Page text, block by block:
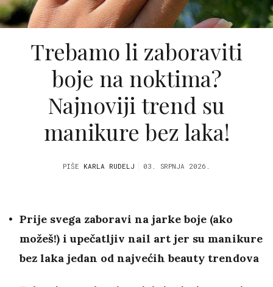
Trebamo li zaboraviti
boje na noktima?
Najnoviji trend su
manikure bez laka!
PIŠE KARLA RUDELJ 03. SRPNJA 2026.
Prije svega zaboravi na jarke boje (ako
možeš!) i upečatljiv nail art jer su manikure
bez laka jedan od najvećih beauty trendova